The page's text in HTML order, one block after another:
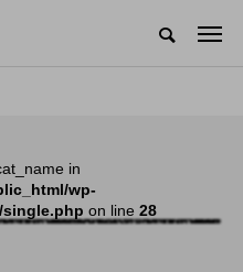
するメディア
in
wp-
single.php on line 28